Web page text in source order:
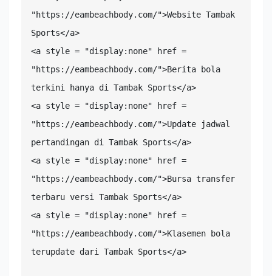
"https://eambeachbody.com/">Website Tambak
Sports</a>
<a style = "display:none" href =
"https://eambeachbody.com/">Berita bola
terkini hanya di Tambak Sports</a>
<a style = "display:none" href =
"https://eambeachbody.com/">Update jadwal
pertandingan di Tambak Sports</a>
<a style = "display:none" href =
"https://eambeachbody.com/">Bursa transfer
terbaru versi Tambak Sports</a>
<a style = "display:none" href =
"https://eambeachbody.com/">Klasemen bola
terupdate dari Tambak Sports</a>